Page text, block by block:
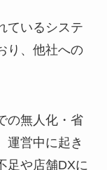
ているシステ
り、他社への
の無人化・省
運営中に起き
足や店舗DXに